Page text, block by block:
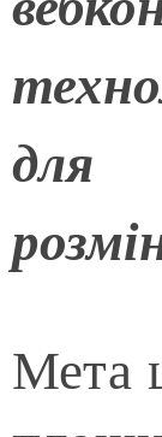
для
Мета